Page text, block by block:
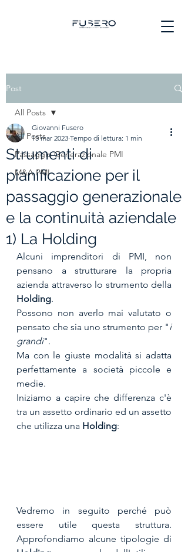
Post
All Posts
Passaggio Generazionale PMI
M&A PMI
All Posts
Strumenti di
pianificazione per il
passaggio generazionale
e la continuità aziendale
1) La Holding
Giovanni Fusero
15 mar 2023 Tempo di lettura: 1 min
Alcuni imprenditori di PMI, non
pensano a strutturare la propria
Holding.
Possono non averlo mai valutato o
pensato che sia uno strumento per "i
grandi".
Ma con le giuste modalità si adatta
perfettamente a società piccole e
medie.
Iniziamo a capire che differenza c'è
tra un assetto ordinario ed un assetto
che utilizza una Holding:
Vedremo in seguito perché può
essere utile questa struttura.